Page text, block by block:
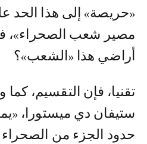
«حريصة» إلى هذا الحد
مصير شعب الصحراء»،
أراضي هذا «الشعب»؟
تقنيا، فإن التقسيم،
ستيفان دي ميستورا،
حدود الجزء من الصحراء